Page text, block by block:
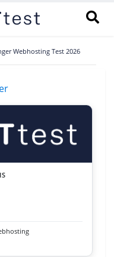
Webhosting Test 2026